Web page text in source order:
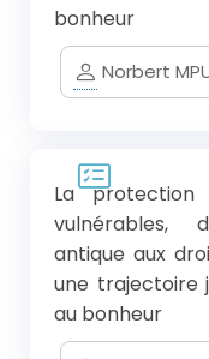
bonheur
Norbert
La protection
antique aux
une trajectoire
au bonheur